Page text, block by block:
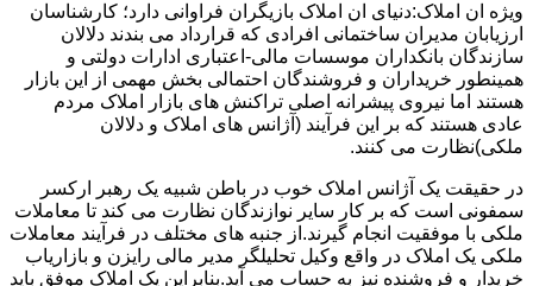
ویژه ان املاک:دنیای ان املاک بازیگران فراوانی دارد؛ کارشناسان
ارزیابان مدیران ساختمانی افرادی که قرارداد می بندند دلالان
سازندگان بانکداران موسسات مالی-اعتباری ادارات دولتی و
همینطور خریداران و فروشندگان احتمالی بخش مهمی از این بازار
هستند اما نیروی پیشرانه اصلی تراکنش های بازار املاک مردم
عادی هستند که بر این فرآیند (آژانس های املاک و دلالان
ملکی)نظارت می کنند.
در حقیقت یک آژانس املاک خوب در باطن شبیه یک رهبر ارکسر
سمفونی است که بر کار سایر نوازندگان نظارت می کند تا معاملات
ملکی با موفقیت انجام گیرند.از جنبه های مختلف در فرآیند معاملات
ملکی یک املاک در واقع وکیل تحلیلگر مدیر مالی رایزن و بازاریاب
خریدار و فروشنده نیز به حساب می آید.بنابراین یک املاک موفق باید